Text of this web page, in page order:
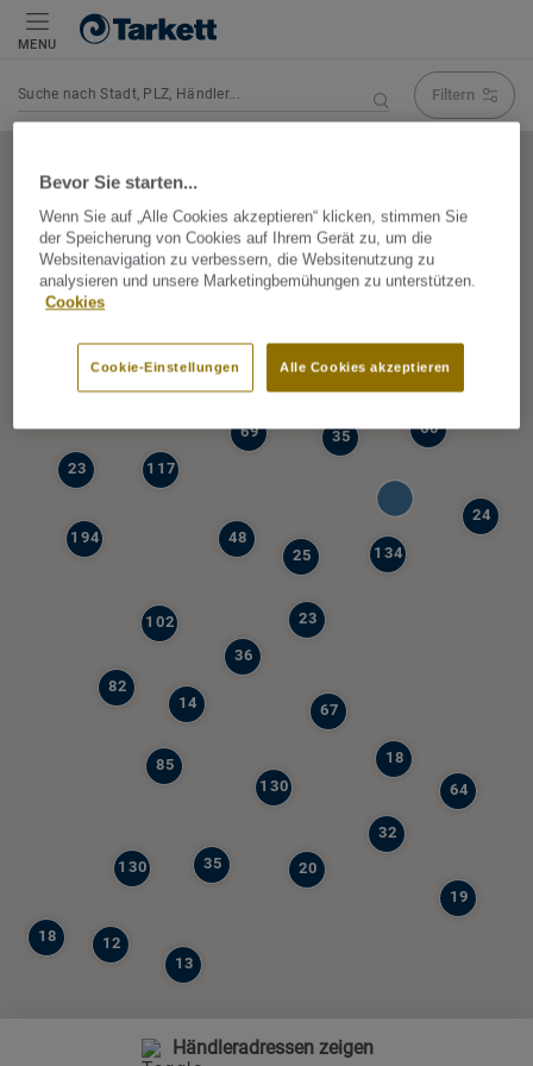
MENU
Filtern
85
194
77
117
130
39
64
67
82
36
130
69
134
23
35
35
102
19
23
48
14
60
12
18
32
13
20
24
25
18
Händleradressen zeigen
Bevor Sie starten...
Wenn Sie auf „Alle Cookies akzeptieren“ klicken, stimmen Sie
der Speicherung von Cookies auf Ihrem Gerät zu, um die
Websitenavigation zu verbessern, die Websitenutzung zu
analysieren und unsere Marketingbemühungen zu unterstützen.
Cookies
Alle Cookies akzeptieren
Cookie-Einstellungen